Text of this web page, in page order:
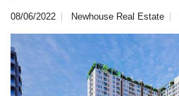
08/06/2022 Newhouse Real Estate